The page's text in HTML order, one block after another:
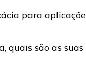
para
quais são as